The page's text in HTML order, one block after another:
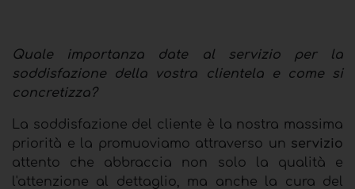
Quale importanza date al servizio per la
soddisfazione della vostra clientela e come si
concretizza?
La soddisfazione del cliente è la nostra massima
priorità e la promuoviamo attraverso un servizio
attento che abbraccia non solo la qualità e
l'attenzione al dettaglio, ma anche la cura del